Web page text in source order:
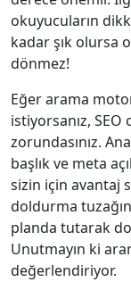
okuyucuların
kadar şık olursa
dönmez!
Eğer arama
istiyorsanız,
zorundasınız.
başlık ve meta
sizin için avantaj
doldurma
planda tutarak
Unutmayın ki
değerlendiriyor.